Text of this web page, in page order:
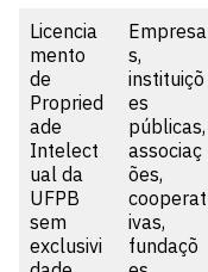
Licencia
mento
de
Propried
ade
Intelect
ual da
UFPB
sem
exclusivi
Empresa
s,
instituiçõ
es
públicas,
associaç
ões,
cooperat
ivas,
fundaçõ